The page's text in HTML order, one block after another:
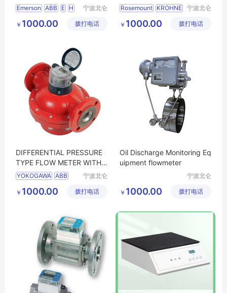
T TA K LF
Emerson ABB E H
YOKOGAWA
宁波北仑
设备有限
￥ 1000.00 拨打电话
Rosemount KROHNE
MICROMOTION
宁波北仑
设备有限
￥ 1000.00 拨打电话
DIFFERENTIAL PRESSURE
TYPE FLOW METER WITH L
IMIT SWITCH
YOKOGAWA ABB
OVAL
宁波北仑
设备有限
￥ 1000.00 拨打电话
Oil Discharge Monitoring Eq
uipment flowmeter
宁波北仑
设备有限
￥ 1000.00 拨打电话